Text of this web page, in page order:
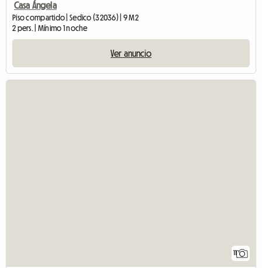
Casa Ángela
Piso compartido | Sedico (32036) | 9 M2
2 pers. | Mínimo 1 noche
Ver anuncio
11